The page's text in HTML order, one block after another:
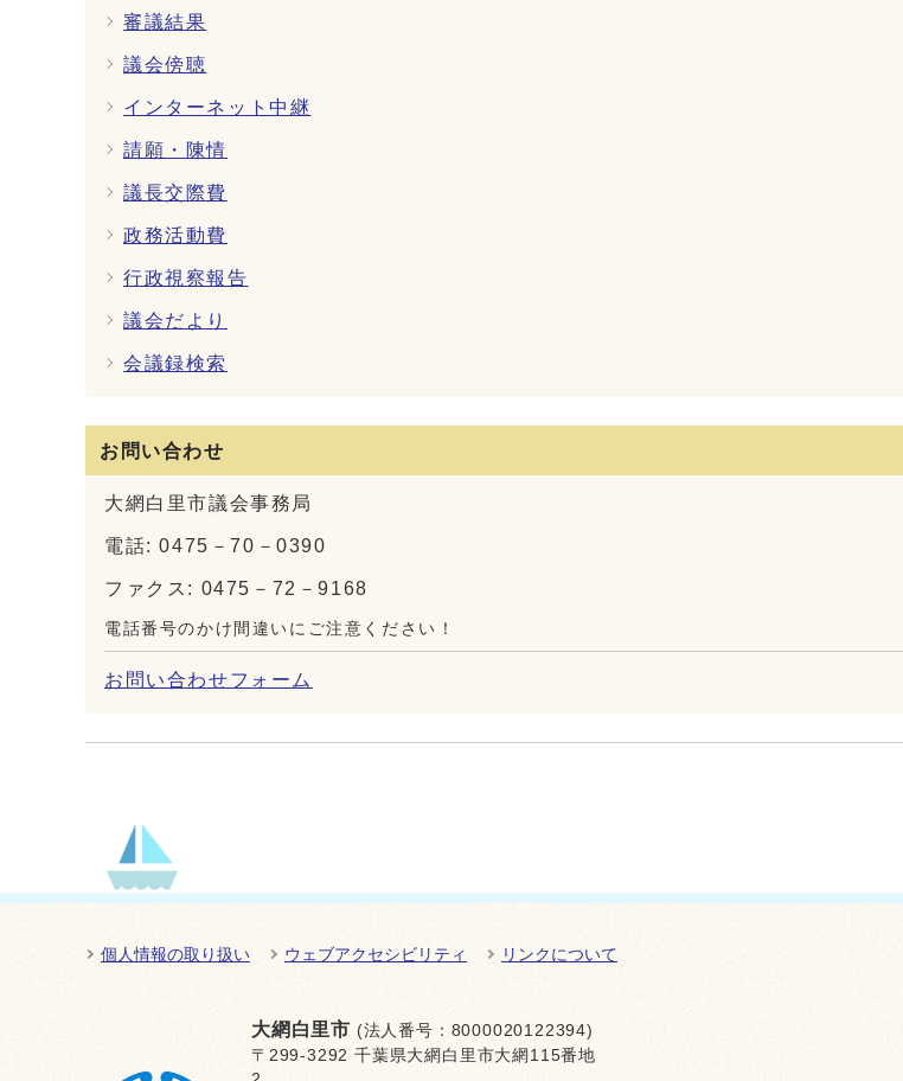
審議結果
議会傍聴
インターネット中継
請願・陳情
議長交際費
政務活動費
行政視察報告
議会だより
会議録検索
お問い合わせ
大網白里市議会事務局
電話: 0475－70－0390
ファクス: 0475－72－9168
電話番号のかけ間違いにご注意ください！
お問い合わせフォーム
個人情報の取り扱い ウェブアクセシビリティ リンクについて
大網白里市 (法人番号：8000020122394)
〒299-3292 千葉県大網白里市大網115番地